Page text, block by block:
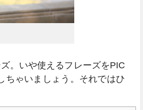
。いや使えるフレーズをPIC
ちゃいましょう。それではひ